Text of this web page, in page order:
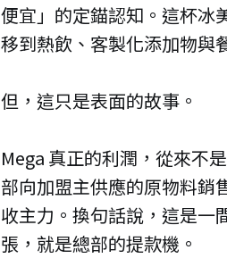
便宜」的定錨認知。這杯冰
移到熱飲、客製化添加物與
但，這只是表面的故事。
Mega 真正的利潤，從來不
部向加盟主供應的原物料銷
收主力。換句話說，這是一
張，就是總部的提款機。